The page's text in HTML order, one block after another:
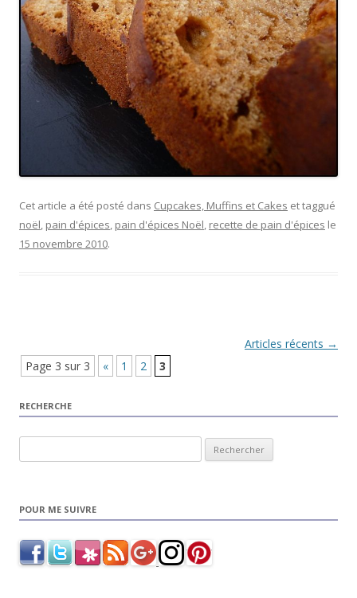
Cet article a été posté dans Cupcakes, Muffins et Cakes et taggué
noël, pain d'épices, pain d'épices Noël, recette de pain d'épices le
15 novembre 2010.
Articles récents →
Page 3 sur 3
« 1 2 3
RECHERCHE
POUR ME SUIVRE